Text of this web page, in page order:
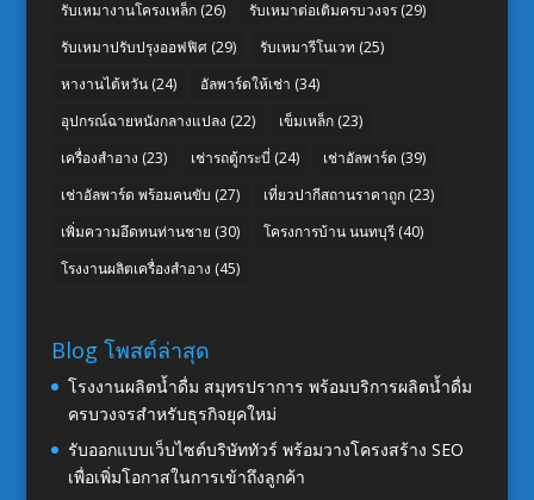
รับเหมางานโครงเหล็ก(26) รับเหมาต่อเติมครบวงจร(29)
รับเหมาปรับปรุงออฟฟิศ(29) รับเหมารีโนเวท (25)
หางานไต้หวัน(24) อัลพาร์ดให้เช่า (34)
อุปกรณ์ฉายหนังกลางแปลง (22) เข็มเหล็ก(23)
เครื่องสำอาง (23) เช่ารถตู้กระบี่ (24) เช่าอัลพาร์ด (39)
เช่าอัลพาร์ด พร้อมคนขับ (27) เที่ยวปากีสถานราคาถูก(23)
เพิ่มความอึดทนท่านชาย (30) โครงการบ้าน นนทบุรี(40)
โรงงานผลิตเครื่องสำอาง (45)
Blog โพสต์ล่าสุด
โรงงานผลิตน้ำดื่ม สมุทรปราการ พร้อมบริการผลิตน้ำดื่ม
ครบวงจรสำหรับธุรกิจยุคใหม่
รับออกแบบเว็บไซต์บริษัททัวร์ พร้อมวางโครงสร้าง SEO
เพื่อเพิ่มโอกาสในการเข้าถึงลูกค้า